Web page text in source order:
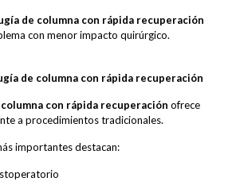
de columna con rápida recuperación
con menor impacto quirúrgico.
de columna con rápida recuperación
con rápida recuperación ofrece
a procedimientos tradicionales.
importantes destacan: